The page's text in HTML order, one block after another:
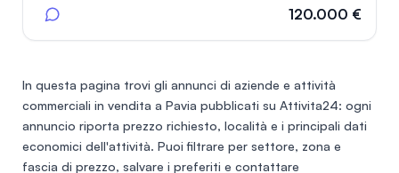
forno a convenzione, cella frigo ecc.. Il locale è gestibile
dimostrabile, situato nel centro storico di Pavia.
120.000 €
In questa pagina trovi gli annunci di aziende e attività
commerciali in vendita a Pavia pubblicati su Attivita24: ogni
annuncio riporta prezzo richiesto, località e i principali dati
economici dell'attività. Puoi filtrare per settore, zona e
fascia di prezzo, salvare i preferiti e contattare